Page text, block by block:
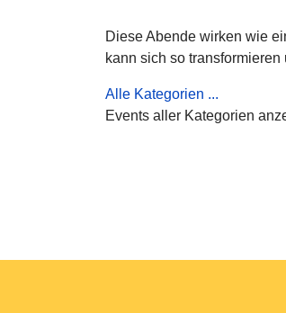
Diese Abende wirken wie
kann sich so
Alle Kategorien ...
Events aller Kategorien